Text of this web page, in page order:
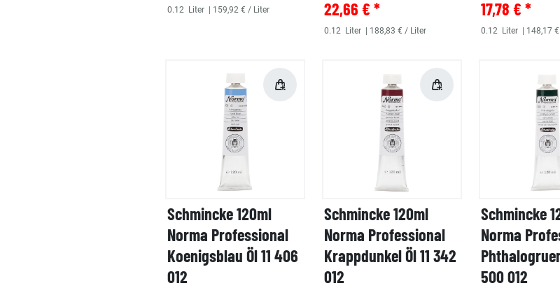
0.12 Liter | 159,92 € / Liter 22,66 € *
0.12 Liter | 188,83 € / Liter
17,78 € *
0.12 Liter | 148,17
Schmincke 120ml
Norma Professional
Koenigsblau Öl 11 406
012
Schmincke 120ml
Norma Professional
Krappdunkel Öl 11 342
012
Schmincke
Norma
500 012